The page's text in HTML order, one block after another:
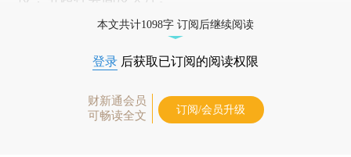
本文共计1098字 订阅后继续阅读
登录 后获取已订阅的阅读权限
财新通会员
可畅读全文
订阅/会员升级